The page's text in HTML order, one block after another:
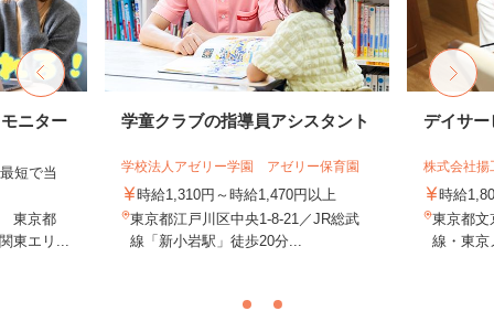
ニター
短で当
東京都
東エリ...
学童クラブの指導員アシスタント
学校法人アゼリー学園 アゼリー保育園
時給1,310円～時給1,470円以上
東京都江戸川区中央1-8-21／JR総武
線「新小岩駅」徒歩20分...
デイサー
株式会社揚
時給
東京都文
線・東京